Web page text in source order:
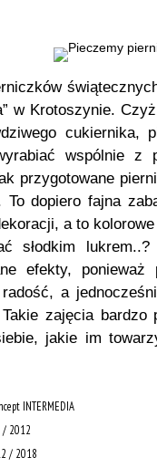
w Krotoszynie.
cukiernika,
wspólnie z
przygotowane
To dopiero fajna
a to
słodkim
efekty, ponieważ
radość, a
zajęcia
jakie im
INTERMEDIA
/ 2012
/ 2018